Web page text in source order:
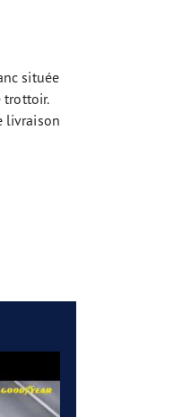
située
trottoir.
livraison